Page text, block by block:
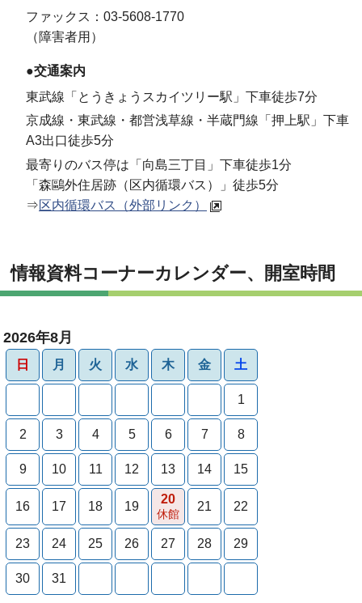
ファックス：03-5608-1770
（障害者用）
●交通案内
東武線「とうきょうスカイツリー駅」下車徒歩7分
京成線・東武線・都営浅草線・半蔵門線「押上駅」下車
A3出口徒歩5分
最寄りのバス停は「向島三丁目」下車徒歩1分
「森鷗外住居跡（区内循環バス）」徒歩5分
⇒区内循環バス（外部リンク）
情報資料コーナーカレンダー、開室時間
2026年8月
日 月 火 水 木 金 土
1
2 3 4 5 6 7 8
9 10 11 12 13 14 15
16 17 18 19
20
休館
21 22
23 24 25 26 27 28 29
30 31